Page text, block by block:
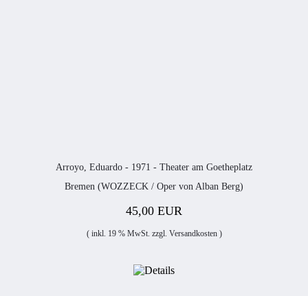
Arroyo, Eduardo - 1971 - Theater am Goetheplatz
Bremen (WOZZECK / Oper von Alban Berg)
45,00 EUR
( inkl. 19 % MwSt. zzgl. Versandkosten)